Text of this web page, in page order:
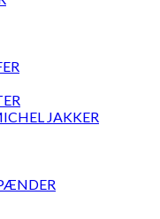
JAKKER